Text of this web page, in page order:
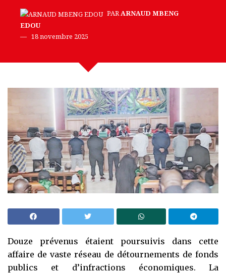
PARARNAUD MBENG
EDOU
18 novembre 2025
Douze prévenus étaient poursuivis dans cette
affaire de vaste réseau de détournements de fonds
publics et d’infractions économiques. La